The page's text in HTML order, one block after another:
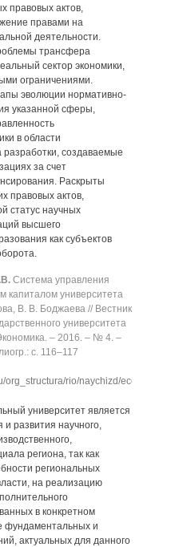
правовых актов,
правами на
деятельности.
трансфера
сектор экономики,
ограничениями.
эволюции нормативно-
указанной сферы,
в области
создаваемые
за счет
Раскрыты
правовых актов,
статус научных
высшего
как субъектов
Система управления
капиталом университета
В. В. Боджаева // Вестник
университета
‒ 2016. ‒ № 4. ‒
с. 116‒117
org_structura/rio/naychizd/economic/
университет является
развития научного,
региона, так как
региональных
на реализацию
в конкретном
фундаментальных и
актуальных для данного